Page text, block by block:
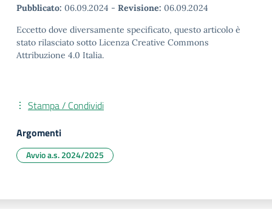
Pubblicato: 06.09.2024 - Revisione: 06.09.2024
Eccetto dove diversamente specificato, questo articolo è
stato rilasciato sotto Licenza Creative Commons
Attribuzione 4.0 Italia.
Stampa / Condividi
Argomenti
Avvio a.s. 2024/2025